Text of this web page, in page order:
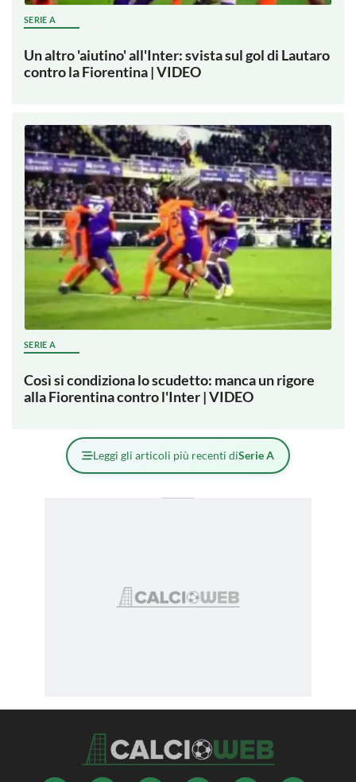
SERIE A
Un altro 'aiutino' all'Inter: svista sul gol di Lautaro
contro la Fiorentina | VIDEO
SERIE A
Così si condiziona lo scudetto: manca un rigore
alla Fiorentina contro l'Inter | VIDEO
Leggi gli articoli più recenti diSerie A